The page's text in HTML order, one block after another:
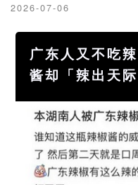
2026-07-06
广东人又不吃
酱却「辣出天